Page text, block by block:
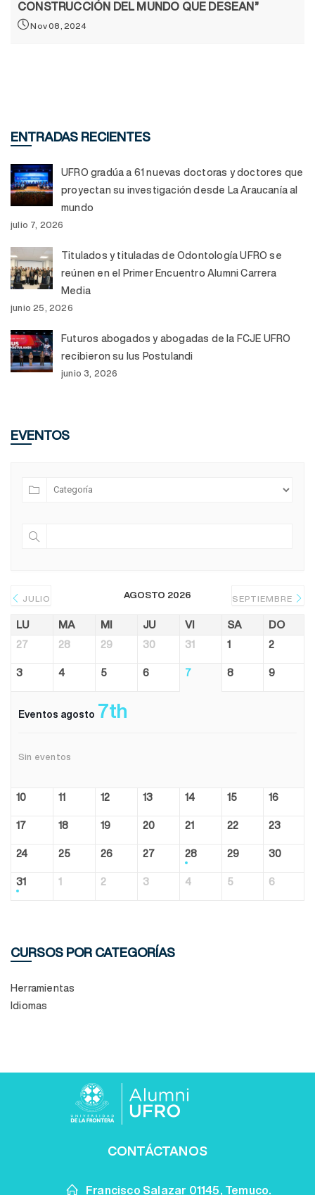
CONSTRUCCIÓN DEL MUNDO QUE DESEAN”
Nov 08, 2024
ENTRADAS RECIENTES
UFRO gradúa a 61 nuevas doctoras y doctores que
proyectan su investigación desde La Araucanía al
mundo
julio 7, 2026
Titulados y tituladas de Odontología UFRO se
reúnen en el Primer Encuentro Alumni Carrera
Media
junio 25, 2026
Futuros abogados y abogadas de la FCJE UFRO
recibieron su Ius Postulandi
junio 3, 2026
EVENTOS
JULIO AGOSTO 2026 SEPTIEMBRE
LU MA MI JU VI SA DO
27 28 29 30 31 1 2
3 4 5 6 7 8 9
Eventos agosto 7th
Sin eventos
10 11 12 13 14 15 16
17 18 19 20 21 22 23
24 25 26 27 28 29 30
31 1 2 3 4 5 6
CURSOS POR CATEGORÍAS
Herramientas
Idiomas
CONTÁCTANOS
Francisco Salazar 01145, Temuco.